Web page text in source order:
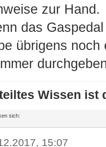
zur Hand.
das
übrigens
Wissen ist
sich:
15:07